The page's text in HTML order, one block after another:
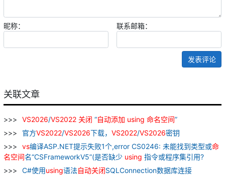
昵称： 联系邮箱：
发表评论
关联文章
VS2026/VS2022 关闭 “自动添加 using 命名空间”
官方VS2022/VS2026下载， VS2022/VS2026密钥
vs编译ASP.NET提示失败1个,error CS0246: 未能找到类型或命
名空间名“CSFrameworkV5”(是否缺少 using 指令或程序集引用?
C#使用using语法自动关闭SQLConnection数据库连接